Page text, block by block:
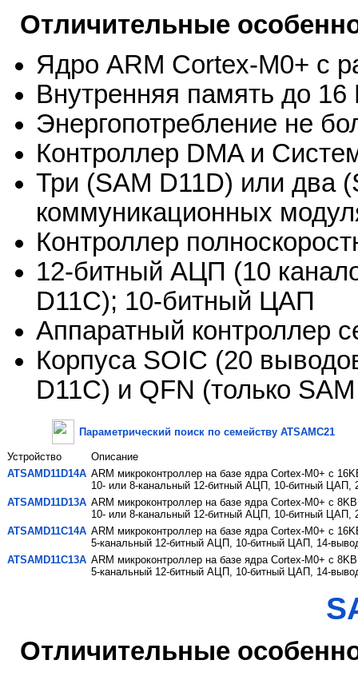
Отличительные
Ядро ARM Cortex-M0+ с
Внутренняя память до
Энергопотребление не
Контроллер DMA и
Три (SAM D11D) или два
коммуникационных
Контроллер
12-битный АЦП (10
D11C); 10-битный ЦАП
Аппаратный контроллер
Корпуса SOIC (20
D11C) и QFN (только
Параметрический поиск по семейству ATSAMC21
Устройство
Описание
ATSAMD11D14A ARM микроконтроллер на базе ядра Cortex-M0+ с
10- или 8-канальный 12-битный АЦП, 10-битный ЦАП,
ATSAMD11D13A ARM микроконтроллер на базе ядра Cortex-M0+ с
10- или 8-канальный 12-битный АЦП, 10-битный ЦАП,
ATSAMD11C14A ARM микроконтроллер на базе ядра Cortex-M0+ с
5-канальный 12-битный АЦП, 10-битный ЦАП, 14-
ATSAMD11C13A ARM микроконтроллер на базе ядра Cortex-M0+ с
5-канальный 12-битный АЦП, 10-битный ЦАП, 14-
Отличительные